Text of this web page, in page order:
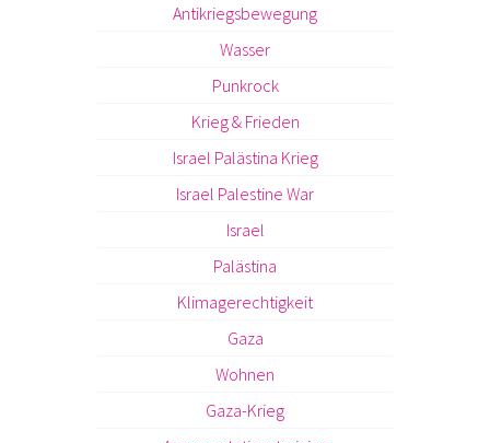
Antikriegsbewegung
Wasser
Punkrock
Krieg & Frieden
Israel Palästina Krieg
Israel Palestine War
Israel
Palästina
Klimagerechtigkeit
Gaza
Wohnen
Gaza-Krieg